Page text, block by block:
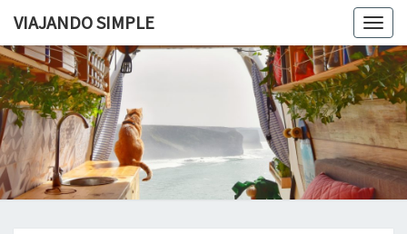
VIAJANDO SIMPLE
SIMPLE
Viviendo
En Un
Camión
Por
Europa